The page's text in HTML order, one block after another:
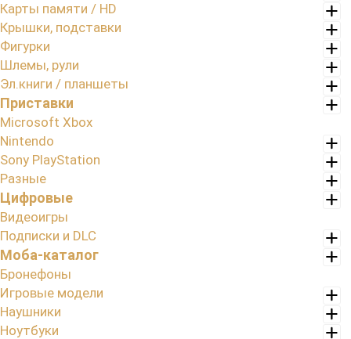
Карты памяти / HD
Крышки, подставки
Фигурки
Шлемы, рули
Эл.книги / планшеты
Приставки
Microsoft Xbox
Nintendo
Sony PlayStation
Разные
Цифровые
Видеоигры
Подписки и DLC
Моба-каталог
Бронефоны
Игровые модели
Наушники
Ноутбуки